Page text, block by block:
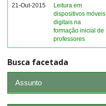
21-Out-2015
Leitura em
dispositivos móveis
digitais na
formação inicial de
professores
Busca facetada
Assunto